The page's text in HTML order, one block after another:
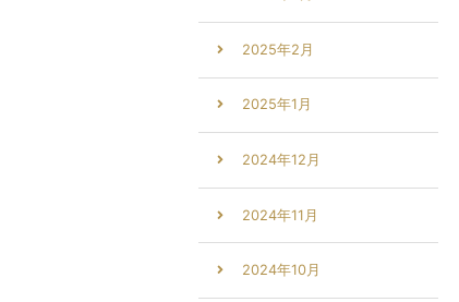
2025年2月
2025年1月
2024年12月
2024年11月
2024年10月